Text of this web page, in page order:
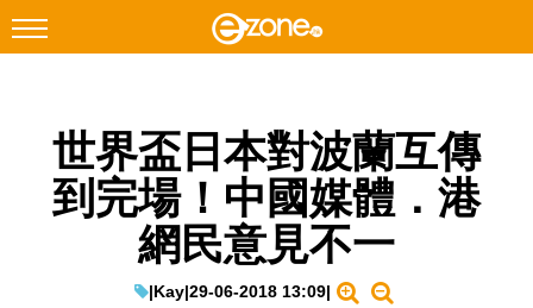
Facebook Instagram
科技焦點
世界盃日本對波蘭互傳
到完場！中國媒體．港
網民意見不一
|Kay|29-06-2018 13:09|